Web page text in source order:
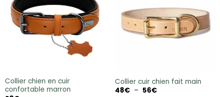
Collier chien en cuir
confortable marron
Collier cuir chien fait main
48€ – 56€Plage